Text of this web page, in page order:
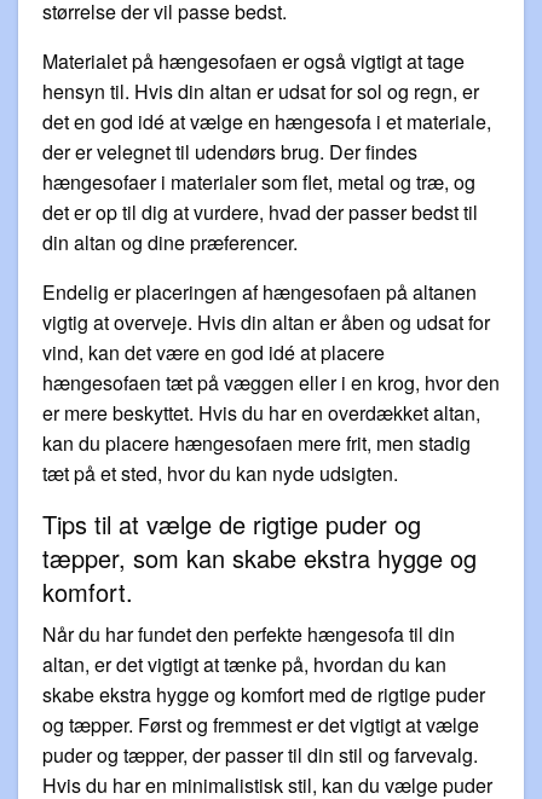
størrelse der vil passe bedst.
Materialet på hængesofaen er også vigtigt at tage
hensyn til. Hvis din altan er udsat for sol og regn, er
det en god idé at vælge en hængesofa i et materiale,
der er velegnet til udendørs brug. Der findes
hængesofaer i materialer som flet, metal og træ, og
det er op til dig at vurdere, hvad der passer bedst til
din altan og dine præferencer.
Endelig er placeringen af hængesofaen på altanen
vigtig at overveje. Hvis din altan er åben og udsat for
vind, kan det være en god idé at placere
hængesofaen tæt på væggen eller i en krog, hvor den
er mere beskyttet. Hvis du har en overdækket altan,
kan du placere hængesofaen mere frit, men stadig
tæt på et sted, hvor du kan nyde udsigten.
Tips til at vælge de rigtige puder og
tæpper, som kan skabe ekstra hygge og
komfort.
Når du har fundet den perfekte hængesofa til din
altan, er det vigtigt at tænke på, hvordan du kan
skabe ekstra hygge og komfort med de rigtige puder
og tæpper. Først og fremmest er det vigtigt at vælge
puder og tæpper, der passer til din stil og farvevalg.
Hvis du har en minimalistisk stil, kan du vælge puder